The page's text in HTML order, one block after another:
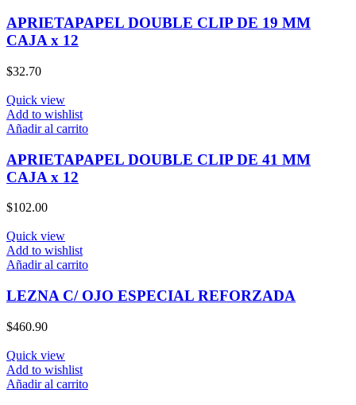
APRIETAPAPEL DOUBLE CLIP DE 19 MM
CAJA x 12
$32.70
Quick view
Add to wishlist
Añadir al carrito
APRIETAPAPEL DOUBLE CLIP DE 41 MM
CAJA x 12
$102.00
Quick view
Add to wishlist
Añadir al carrito
LEZNA C/ OJO ESPECIAL REFORZADA
$460.90
Quick view
Add to wishlist
Añadir al carrito